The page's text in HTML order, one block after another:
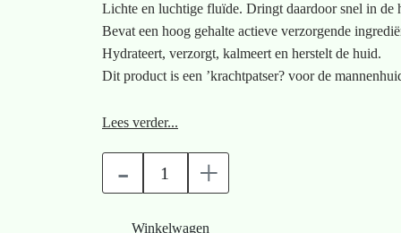
Lichte en luchtige fluïde. Dringt daardoor snel in de
Bevat een hoog gehalte actieve verzorgende
Hydrateert, verzorgt, kalmeert en herstelt de huid.
Dit product is een ’krachtpatser? voor de
Info:
Nouvelle Génération is een verzorgingsfluïde voor
alle huidtypes, ook voor de gevoelige huid. De
Lees verder...
- +
Winkelwagen